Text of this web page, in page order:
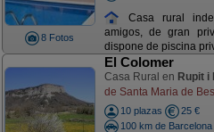
8 Fotos
Casa rural
amigos, de gran
dispone de piscina
El Colomer
Casa Rural en Rupit i
de Santa Maria de
10 plazas
25 €
100 km de Barcelona